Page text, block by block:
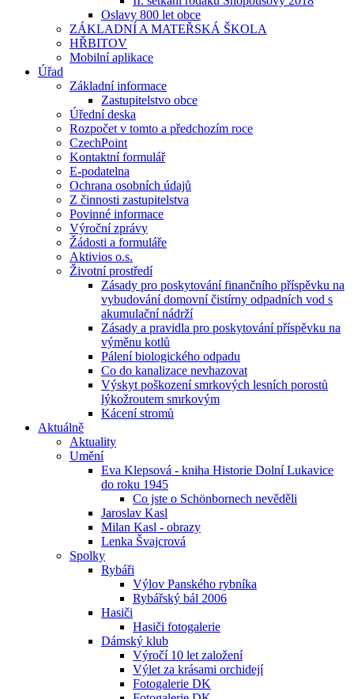
Oslavy 800 let obce
ZÁKLADNÍ A MATEŘSKÁ ŠKOLA
HŘBITOV
Mobilní aplikace
Úřad
Základní informace
Zastupitelstvo obce
Úřední deska
Rozpočet v tomto a předchozím roce
CzechPoint
Kontaktní formulář
E-podatelna
Ochrana osobních údajů
Z činnosti zastupitelstva
Povinné informace
Výroční zprávy
Žádosti a formuláře
Aktivios o.s.
Životní prostředí
Zásady pro poskytování finančního příspěvku na
vybudování domovní čistírny odpadních vod s
akumulační nádrží
Zásady a pravidla pro poskytování příspěvku na
výměnu kotlů
Pálení biologického odpadu
Co do kanalizace nevhazovat
Výskyt poškození smrkových lesních porostů
lýkožroutem smrkovým
Kácení stromů
Aktuálně
Aktuality
Umění
Eva Klepsová - kniha Historie Dolní Lukavice
do roku 1945
Co jste o Schönbornech nevěděli
Jaroslav Kasl
Milan Kasl - obrazy
Lenka Švajcrová
Spolky
Rybáři
Výlov Panského rybníka
Rybářský bál 2006
Hasiči
Hasiči fotogalerie
Dámský klub
Výročí 10 let založení
Výlet za krásami orchidejí
Fotogalerie DK